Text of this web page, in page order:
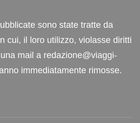
sono state tratte da
cui, il loro utilizzo, violasse diritti
mail a redazione@viaggi-
immediatamente rimosse.